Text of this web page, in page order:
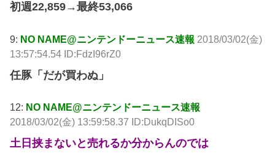
初週22,859→最終53,066
9: NO NAME@ニンテンドーニュース速報 2018/03/02(金)
13:57:54.54 ID:FdzI96rZ0
任豚「だが買わぬ」
12: NO NAME@ニンテンドーニュース速報
2018/03/02(金) 13:59:58.37 ID:DukqDISo0
土日挟まないと売れるか分からんのでは